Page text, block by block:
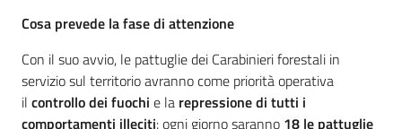
Cosa prevede la fase di attenzione
Con il suo avvio, le pattuglie dei Carabinieri forestali in
servizio sul territorio avranno come priorità operativa
il controllo dei fuochi e la repressione di tutti i
comportamenti illeciti: ogni giorno saranno 18 le pattuglie